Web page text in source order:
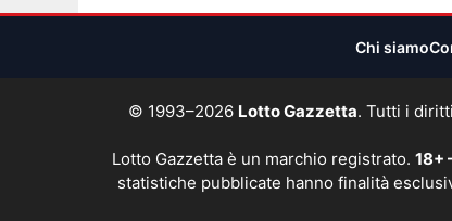
Chi siamo
© 1993–2026 Lotto Gazzetta. Tutti i
Lotto Gazzetta è un marchio registrato. 18+
statistiche pubblicate hanno finalità